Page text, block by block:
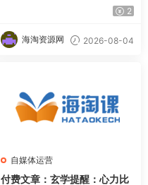
2
海淘资源网 2026-08-04
自媒体运营
付费文章：玄学提醒：心力比